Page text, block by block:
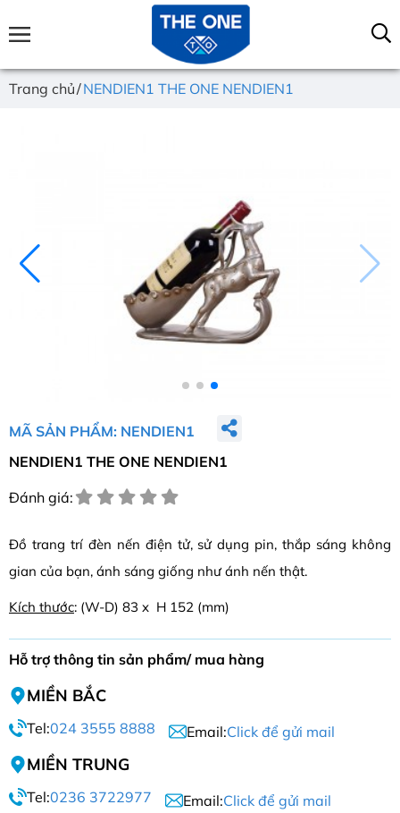
Trang chủ NENDIEN1 THE ONE NENDIEN1
MÃ SẢN PHẨM: NENDIEN1
NENDIEN1 THE ONE NENDIEN1
Đánh giá:
Đồ trang trí đèn nến điện tử, sử dụng pin, thắp sáng không
gian của bạn, ánh sáng giống như ánh nến thật.
Kích thước: (W-D) 83 x H 152 (mm)
Hỗ trợ thông tin sản phẩm/ mua hàng
MIỀN BẮC
Tel:024 3555 8888 Email:Click để gửi mail
MIỀN TRUNG
Tel:0236 3722977 Email:Click để gửi mail